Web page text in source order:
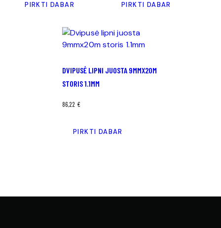
PIRKTI DABAR PIRKTI DABAR
DVIPUSĖ LIPNI JUOSTA 9MMX20M
STORIS 1.1MM
86,22 €
PIRKTI DABAR